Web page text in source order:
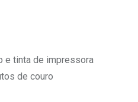
e tinta de impressora
de couro